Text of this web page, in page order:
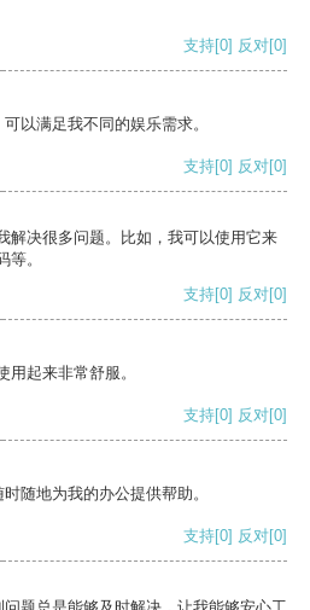
支持[0] 反对[0]
以满足我不同的娱乐需求。
支持[0] 反对[0]
解决很多问题。比如，我可以使用它来
。
支持[0] 反对[0]
起来非常舒服。
支持[0] 反对[0]
随地为我的办公提供帮助。
支持[0] 反对[0]